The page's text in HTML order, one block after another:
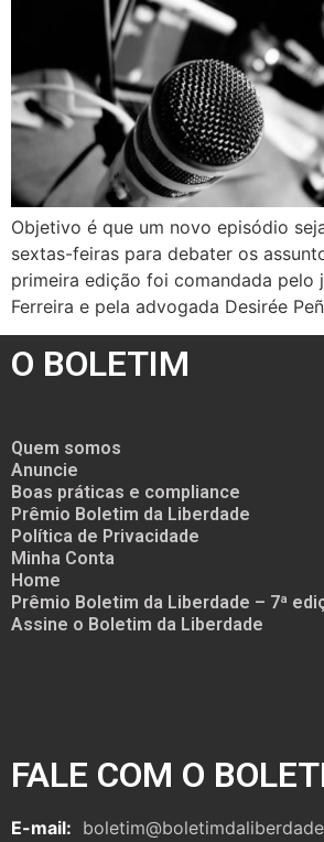
Objetivo é que um novo episódio
sextas-feiras para debater os
primeira edição foi comandada pelo
Ferreira e pela advogada Desirée
O BOLETIM
Quem somos
Anuncie
Boas práticas e compliance
Prêmio Boletim da Liberdade
Política de Privacidade
Minha Conta
Home
Prêmio Boletim da Liberdade – 7ª
Assine o Boletim da Liberdade
FALE COM O
E-mail: